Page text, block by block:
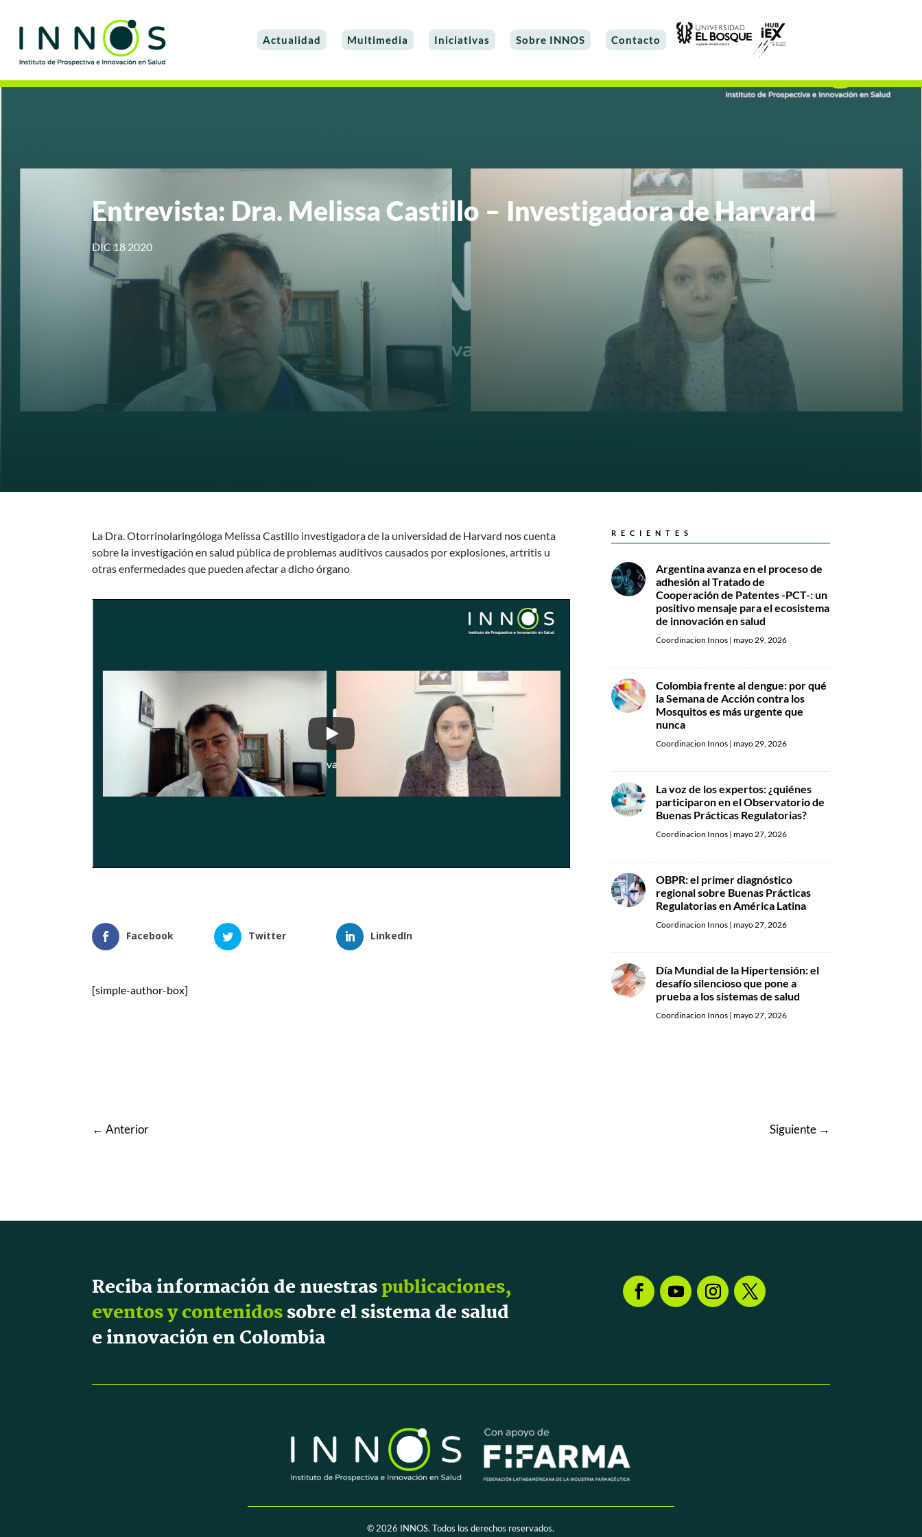
Actualidad Multimedia Iniciativas Sobre INNOS Contacto
Entrevista: Dra. Melissa Castillo – Investigadora de Harvard
DIC 18 2020
La Dra. Otorrinolaringóloga Melissa Castillo investigadora de la universidad de Harvard nos cuenta
sobre la investigación en salud pública de problemas auditivos causados por explosiones, artritis u
otras enfermedades que pueden afectar a dicho órgano
Facebook Twitter LinkedIn
[simple-author-box]
RECIENTES
Argentina avanza en el proceso de
adhesión al Tratado de
Cooperación de Patentes -PCT-: un
positivo mensaje para el ecosistema
de innovación en salud
Coordinacion Innos| mayo 29, 2026
Colombia frente al dengue: por qué
la Semana de Acción contra los
Mosquitos es más urgente que
nunca
Coordinacion Innos| mayo 29, 2026
La voz de los expertos: ¿quiénes
participaron en el Observatorio de
Buenas Prácticas Regulatorias?
Coordinacion Innos| mayo 27, 2026
OBPR: el primer diagnóstico
regional sobre Buenas Prácticas
Regulatorias en América Latina
Coordinacion Innos| mayo 27, 2026
Día Mundial de la Hipertensión: el
desafío silencioso que pone a
prueba a los sistemas de salud
Coordinacion Innos| mayo 27, 2026
←Anterior Siguiente→
Reciba información de nuestraspublicaciones,
eventos y contenidossobre el sistema de salud
e innovación en Colombia
© 2026 INNOS. Todos los derechos reservados.